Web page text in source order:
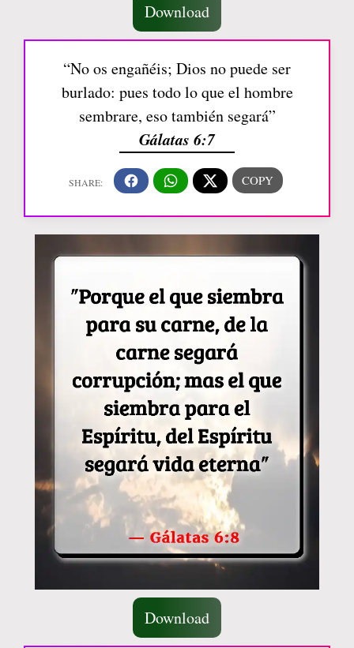
Download
“No os engañéis; Dios no puede ser
burlado: pues todo lo que el hombre
sembrare, eso también segará”
Gálatas 6:7
Download